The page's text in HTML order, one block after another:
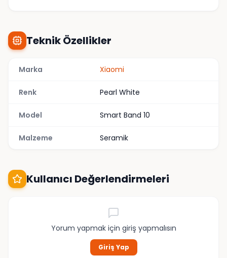
Teknik Özellikler
Marka Xiaomi
Renk Pearl White
Model Smart Band 10
Malzeme Seramik
Kullanıcı Değerlendirmeleri
Yorum yapmak için giriş yapmalısın
Giriş Yap